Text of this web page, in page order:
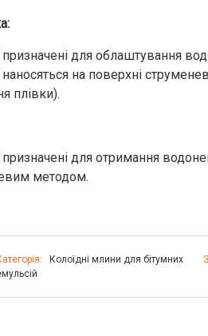
призначені для облаштування
наносяться на поверхні
плівки).
призначені для отримання
методом.
Колоїдні млини для бітумних